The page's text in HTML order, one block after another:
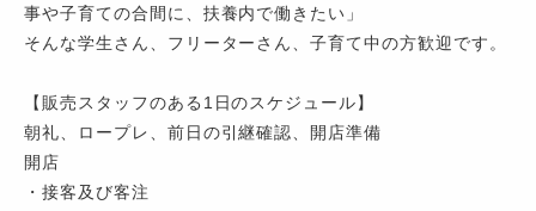
事や子育ての合間に、扶養内で働きたい」
そんな学生さん、フリーターさん、子育て中の方歓迎です。
【販売スタッフのある1日のスケジュール】
朝礼、ロープレ、前日の引継確認、開店準備
開店
・接客及び客注